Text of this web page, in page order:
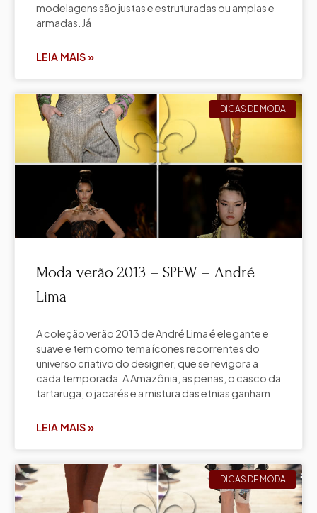
modelagens são justas e estruturadas ou amplas e
armadas. Já
LEIA MAIS »
DICAS DE MODA
Moda verão 2013 – SPFW – André
Lima
A coleção verão 2013 de André Lima é elegante e
suave e tem como tema ícones recorrentes do
universo criativo do designer, que se revigora a
cada temporada. A Amazônia, as penas, o casco da
tartaruga, o jacarés e a mistura das etnias ganham
LEIA MAIS »
DICAS DE MODA